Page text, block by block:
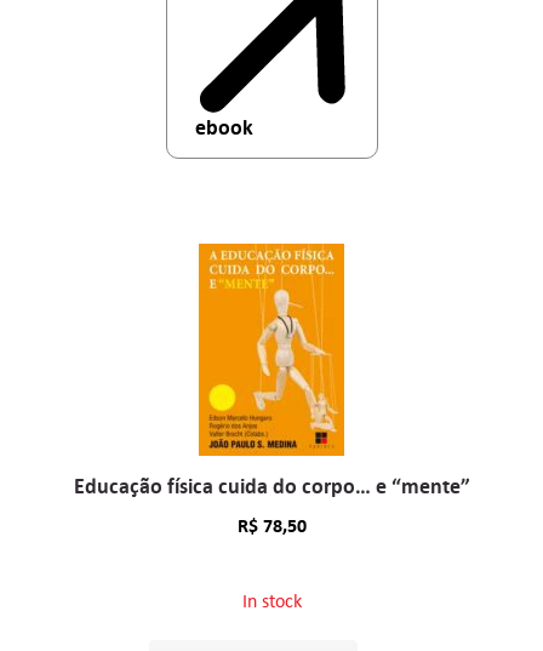
ebook
Educação física cuida do corpo… e “mente”
R$78,50
In stock